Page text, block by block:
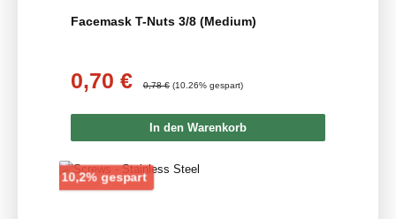
Facemask T-Nuts 3/8 (Medium)
Verkaufspreis:
0,70 € 0,78 € (10.26% gespart)
In den Warenkorb
10,2% gespartRabatt